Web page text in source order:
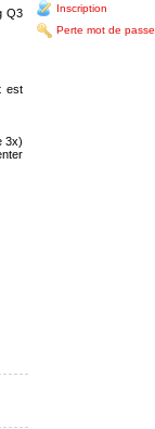
Inscription
Perte mot de passe
Q3
est
3x)